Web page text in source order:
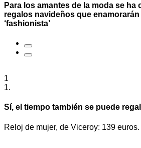
Para los amantes de la moda se ha
regalos navideños que
‘fashionista’
1
1.
Sí, el tiempo también se puede
Reloj de mujer, de Viceroy: 139 euros.